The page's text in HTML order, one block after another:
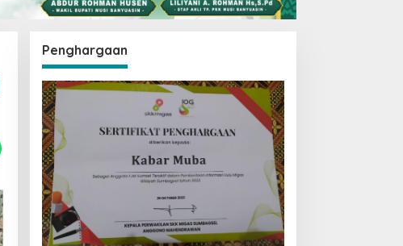
Penghargaan